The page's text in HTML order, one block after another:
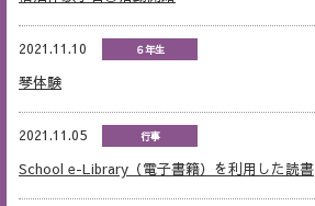
2021.11.10 ６年生
琴体験
2021.11.05 行事
School e-Library（電子書籍）を利用した読書